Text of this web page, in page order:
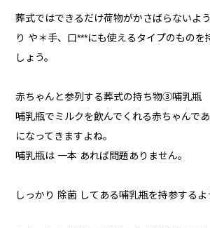
葬式ではできるだけ荷物がかさばらないよ
り や＊手、口***にも使えるタイプのものを
しょう。
赤ちゃんと参列する葬式の持ち物③哺乳瓶
哺乳瓶でミルクを飲んでくれる赤ちゃんで
になってきますよね。
哺乳瓶は 一本 あれば問題ありません。
しっかり 除菌 してある哺乳瓶を持参するよ